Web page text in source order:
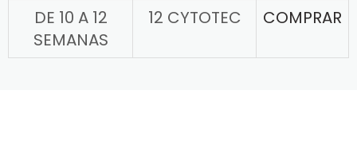
DE 10 A 12
SEMANAS
12 CYTOTEC COMPRAR